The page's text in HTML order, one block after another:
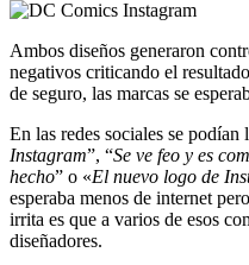
Ambos diseños generaron
negativos criticando el
de seguro, las marcas se
En las redes sociales se podían
Instagram”, “Se ve feo y es
hecho” o «El nuevo logo de
esperaba menos de internet
irrita es que a varios de esos
diseñadores.